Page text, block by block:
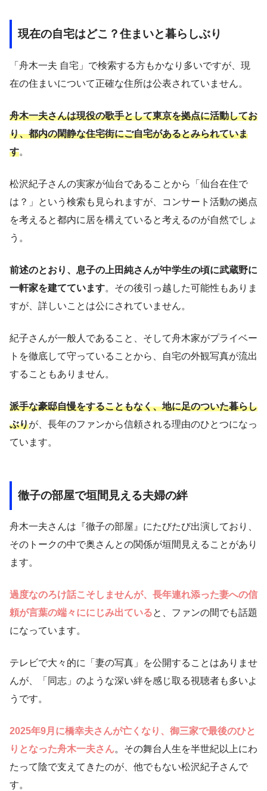
現在の自宅はどこ？住まいと暮らしぶり
「舟木一夫 自宅」で検索する方もかなり多いですが、現
在の住まいについて正確な住所は公表されていません。
舟木一夫さんは現役の歌手として東京を拠点に活動してお
り、都内の閑静な住宅街にご自宅があるとみられていま
す。
松沢紀子さんの実家が仙台であることから「仙台在住で
は？」という検索も見られますが、コンサート活動の拠点
を考えると都内に居を構えていると考えるのが自然でしょ
う。
前述のとおり、息子の上田純さんが中学生の頃に武蔵野に
一軒家を建てています。その後引っ越した可能性もありま
すが、詳しいことは公にされていません。
紀子さんが一般人であること、そして舟木家がプライベー
トを徹底して守っていることから、自宅の外観写真が流出
することもありません。
派手な豪邸自慢をすることもなく、地に足のついた暮らし
ぶりが、長年のファンから信頼される理由のひとつになっ
ています。
徹子の部屋で垣間見える夫婦の絆
舟木一夫さんは『徹子の部屋』にたびたび出演しており、
そのトークの中で奥さんとの関係が垣間見えることがあり
ます。
過度なのろけ話こそしませんが、長年連れ添った妻への信
頼が言葉の端々ににじみ出ていると、ファンの間でも話題
になっています。
テレビで大々的に「妻の写真」を公開することはありませ
んが、「同志」のような深い絆を感じ取る視聴者も多いよ
うです。
2025年9月に橋幸夫さんが亡くなり、御三家で最後のひと
りとなった舟木一夫さん。その舞台人生を半世紀以上にわ
たって陰で支えてきたのが、他でもない松沢紀子さんで
す。